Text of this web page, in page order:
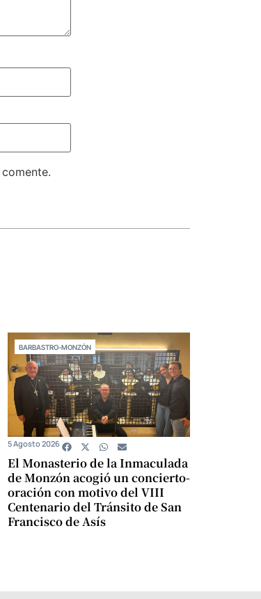
BARBASTRO-MONZÓN
El Monasterio de la Inmaculada
de Monzón acogió un concierto-
oración con motivo del VIII
Centenario del Tránsito de San
Francisco de Asís
5 Agosto 2026